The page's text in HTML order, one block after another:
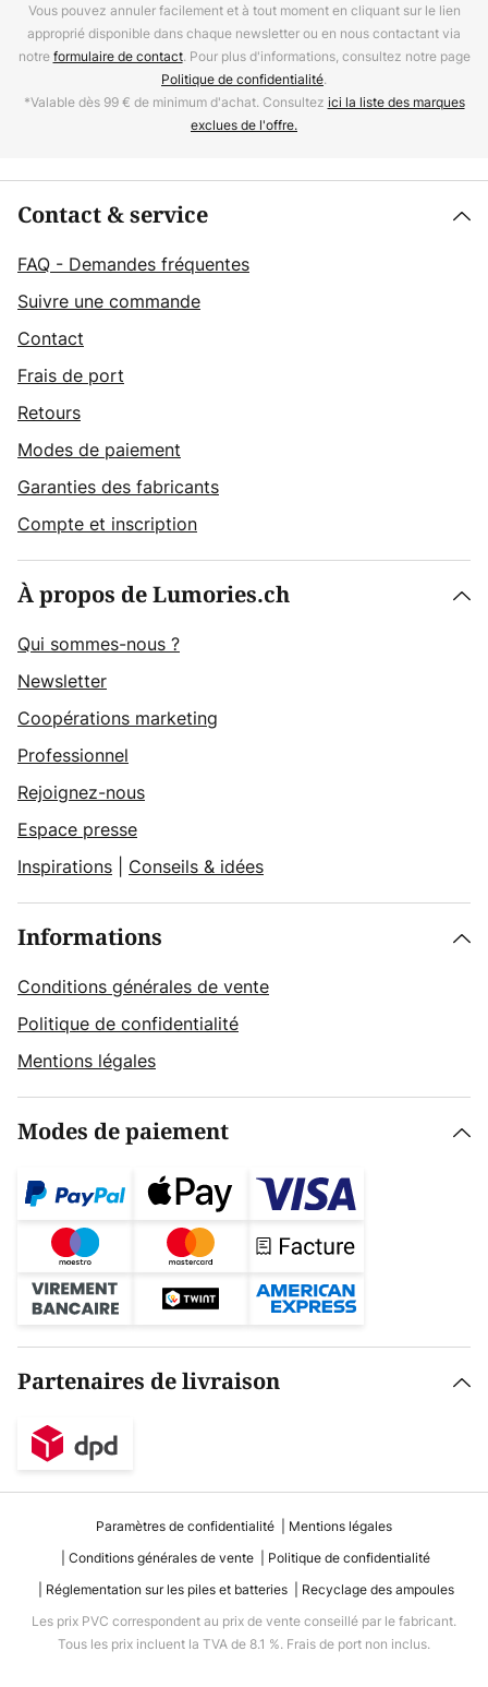
Vous pouvez annuler facilement et à tout moment en cliquant sur le lien
approprié disponible dans chaque newsletter ou en nous contactant via
notreformulaire de contact. Pour plus d'informations, consultez notre page
Politique de confidentialité.
*Valable dès 99 € de minimum d'achat. Consultez ici la liste des marques
exclues de l'offre.
Contact & service
FAQ - Demandes fréquentes
Suivre une commande
Contact
Frais de port
Retours
Modes de paiement
Garanties des fabricants
Compte et inscription
À propos de Lumories.ch
Qui sommes-nous ?
Newsletter
Coopérations marketing
Professionnel
Rejoignez-nous
Espace presse
Inspirations
Conseils & idées
Informations
Conditions générales de vente
Politique de confidentialité
Mentions légales
Modes de paiement
Partenaires de livraison
Paramètres de confidentialité
Mentions légales
Conditions générales de vente
Politique de confidentialité
Réglementation sur les piles et batteries
Recyclage des ampoules
Les prix PVC correspondent au prix de vente conseillé par le fabricant.
Tous les prix incluent la TVA de 8.1 %. Frais de port non inclus.